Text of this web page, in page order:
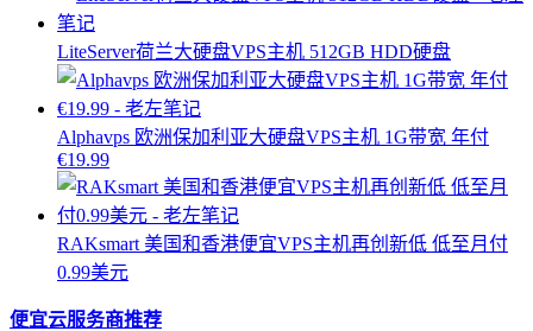
LiteServer荷兰大硬盘VPS主机 512GB HDD硬盘
Alphavps 欧洲保加利亚大硬盘VPS主机 1G带宽 年付
€19.99
RAKsmart 美国和香港便宜VPS主机再创新低 低至月付
0.99美元
便宜云服务商推荐